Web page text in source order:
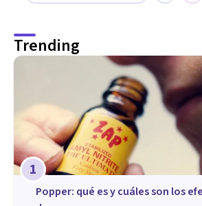
Trending
1
Popper: qué es y cuáles son los